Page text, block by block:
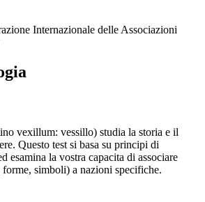
Internazionale delle Associazioni
vexillum: vessillo) studia la storia e il
Questo test si basa su principi di
esamina la vostra capacita di associare
simboli) a nazioni specifiche.